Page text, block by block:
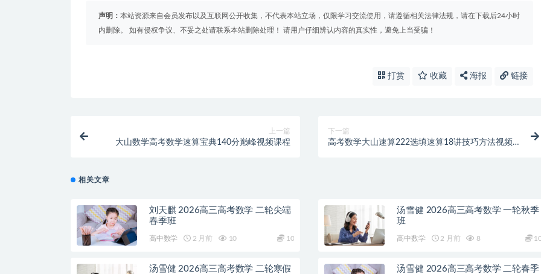
声明： 本站资源来自会员发布以及互联网公开收集，不代表本站立场，仅限学习交流使用，请遵循相关法律法规，请在下载后24小时
内删除。 如有侵权争议、不妥之处请联系本站删除处理！ 请用户仔细辨认内容的真实性，避免上当受骗！
打赏 收藏 海报 链接
上一篇
大山数学高考数学速算宝典140分巅峰视频课程
下一篇
高考数学大山速算222选填速算18讲技巧方法视频
相关文章
刘天麒 2026高三高考数学 二轮尖端
春季班
高中数学 2 月前 10 10
汤雪健 2026高三高考数学 一轮秋季
班
高中数学 2 月前 8
汤雪健 2026高三高考数学 二轮寒假
汤雪健 2026高三高考数学 二轮春季